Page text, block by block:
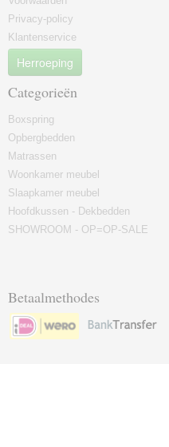
Privacy-policy
Klantenservice
Herroeping
Categorieën
Boxspring
Opbergbedden
Matrassen
Woonkamer meubel
Slaapkamer meubel
Hoofdkussen - Dekbedden
SHOWROOM - OP=OP-SALE
Betaalmethodes